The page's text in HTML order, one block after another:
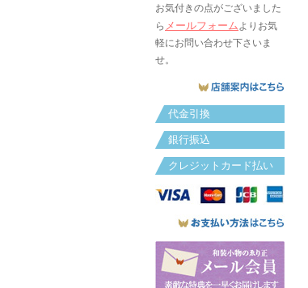
お気付きの点がございました
ら メールフォームよりお気
軽にお問い合わせ下さいま
せ。
代金引換
銀行振込
クレジットカード払い